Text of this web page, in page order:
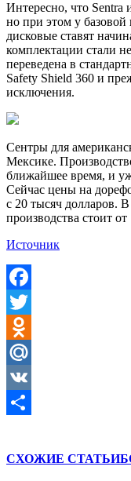
Интересно, что Sentra
но при этом у базовой
дисковые ставят
комплектации стали
переведена в
Safety Shield 360 и
исключения.
Сентры для
Мексике.
ближайшее время, и
Сейчас цены на
с 20 тысяч долларов.
производства стоит
Источник
Facebook
Twitter
Odnoklassniki
Mail.Ru
VK
СХОЖИЕ СТАТЬИ